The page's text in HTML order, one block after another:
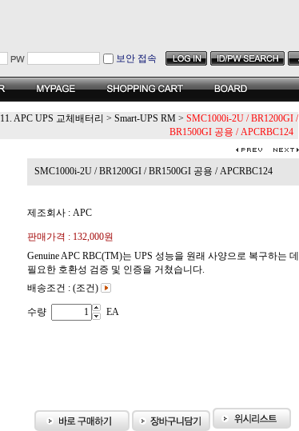
보안 접속
11. APC UPS 교체배터리 > Smart-UPS RM > SMC1000i-2U / BR1200GI /
BR1500GI 공용 / APCRBC124
SMC1000i-2U / BR1200GI / BR1500GI 공용 / APCRBC124
제조회사 : APC
판매가격 : 132,000원
Genuine APC RBC(TM)는 UPS 성능을 원래 사양으로 복구하는 데
필요한 호환성 검증 및 인증을 거쳤습니다.
배송조건 : (조건)
수량 EA